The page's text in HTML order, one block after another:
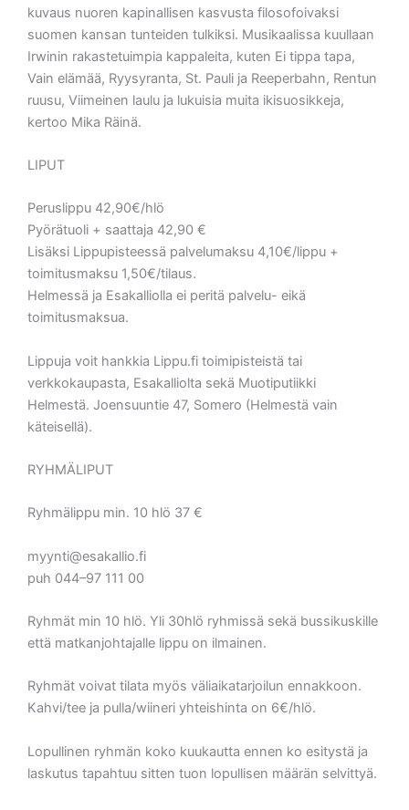
kuvaus nuoren kapinallisen kasvusta filosofoivaksi
suomen kansan tunteiden tulkiksi. Musikaalissa kuullaan
Irwinin rakastetuimpia kappaleita, kuten Ei tippa tapa,
Vain elämää, Ryysyranta, St. Pauli ja Reeperbahn, Rentun
ruusu, Viimeinen laulu ja lukuisia muita ikisuosikkeja,
kertoo Mika Räinä.
LIPUT
Peruslippu 42,90€/hlö
Pyörätuoli + saattaja 42,90 €
Lisäksi Lippupisteessä palvelumaksu 4,10€/lippu +
toimitusmaksu 1,50€/tilaus.
Helmessä ja Esakalliolla ei peritä palvelu- eikä
toimitusmaksua.
Lippuja voit hankkia Lippu.fi toimipisteistä tai
verkkokaupasta, Esakalliolta sekä Muotiputiikki
Helmestä. Joensuuntie 47, Somero (Helmestä vain
käteisellä).
RYHMÄLIPUT
Ryhmälippu min. 10 hlö 37 €
myynti@esakallio.fi
puh 044–97 111 00
Ryhmät min 10 hlö. Yli 30hlö ryhmissä sekä bussikuskille
että matkanjohtajalle lippu on ilmainen.
Ryhmät voivat tilata myös väliaikatarjoilun ennakkoon.
Kahvi/tee ja pulla/wiineri yhteishinta on 6€/hlö.
Lopullinen ryhmän koko kuukautta ennen ko esitystä ja
laskutus tapahtuu sitten tuon lopullisen määrän selvittyä.